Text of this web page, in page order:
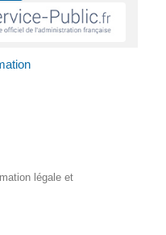
légale et